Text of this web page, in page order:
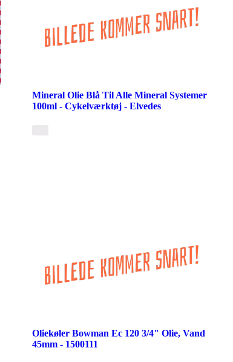
Mineral Olie Blå Til Alle Mineral Systemer
100ml - Cykelværktøj - Elvedes
Oliekøler Bowman Ec 120 3/4" Olie, Vand
45mm - 1500111